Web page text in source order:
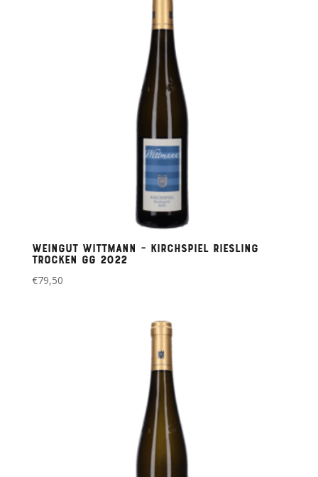
Weingut Wittmann – Kirchspiel Riesling
Trocken GG 2022
€79,50